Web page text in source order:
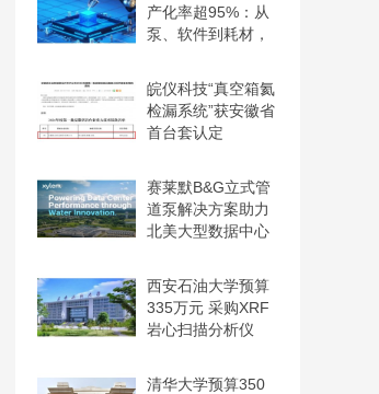
产化率超95%：从
泵、软件到耗材，
皖仪科技“真空箱氦
检漏系统”获安徽省
首台套认定
赛莱默B&G立式管
道泵解决方案助力
北美大型数据中心
西安石油大学预算
335万元 采购XRF
岩心扫描分析仪
清华大学预算350